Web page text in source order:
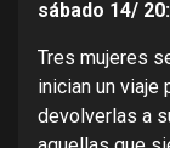
sábado 14/
Tres mujeres
inician un viaje
devolverlas a